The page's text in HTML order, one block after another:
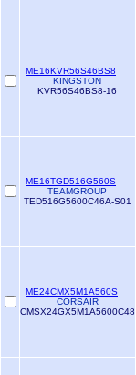
ME16KVR56S46BS8
KINGSTON
KVR56S46BS8-16
ME16TGD516G560S
TEAMGROUP
TED516G5600C46A-S01
ME24CMX5M1A560S
CORSAIR
CMSX24GX5M1A5600C48